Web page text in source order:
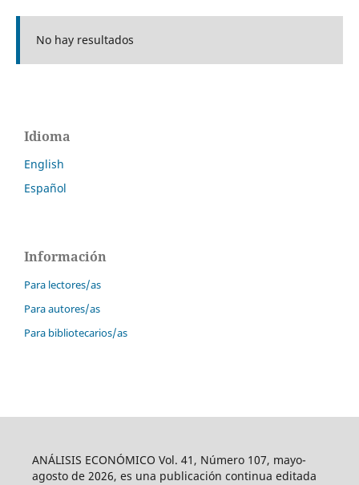
No hay resultados
Idioma
English
Español
Información
Para lectores/as
Para autores/as
Para bibliotecarios/as
ANÁLISIS ECONÓMICO Vol. 41, Número 107, mayo-
agosto de 2026, es una publicación continua editada